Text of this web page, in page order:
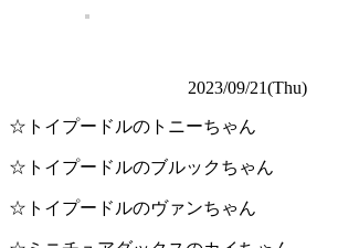
2023/09/21(Thu)
☆トイプードルのトニーちゃん
☆トイプードルのブルックちゃん
☆トイプードルのヴァンちゃん